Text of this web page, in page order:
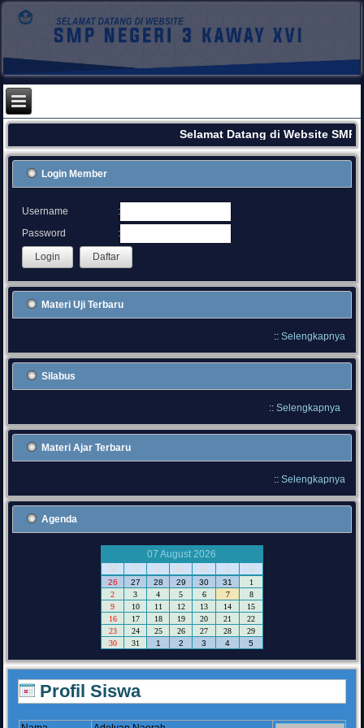
Selamat Datang di Website
Login Member
Username
:
Password
:
Materi Uji Terbaru
:: Selengkapnya
Silabus
:: Selengkapnya
Materi Ajar Terbaru
:: Selengkapnya
Agenda
07 August 2026
M
S S R K J S
26 27 28 29 30 31
1
2
3 4 5 6 7
8
9
10 11 12 13 14
15
16
17 18 19 20 21
22
23
24 25 26 27 28
29
30
31 1 2 3 4 5
Profil Siswa